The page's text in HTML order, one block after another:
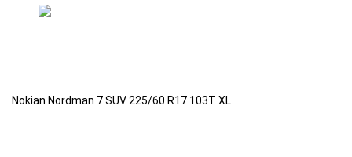
Nokian Nordman 7 SUV 225/60 R17 103T XL